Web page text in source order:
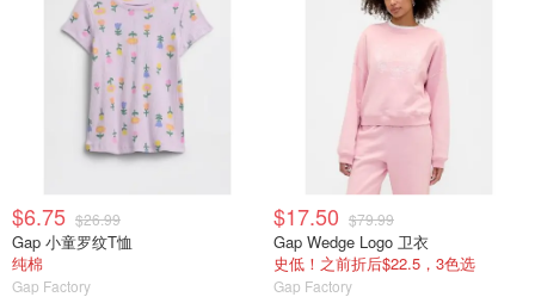
$6.75 $26.99
Gap 小童罗纹T恤
纯棉
Gap Factory
$17.50 $79.99
Gap Wedge Logo 卫衣
史低！之前折后$22.5，3色选
Gap Factory